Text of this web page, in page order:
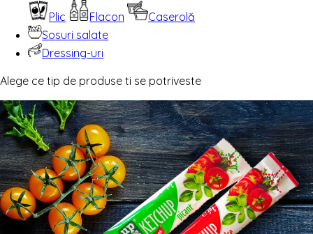
Plic Flacon
Caserolă
Sosuri salate
Dressing-uri
Alege ce tip de produse ti se potriveste